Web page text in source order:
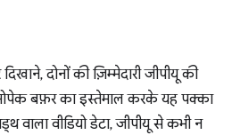
दोनों की ज़िम्मेदारी जीपीयू की
बफ़र का इस्तेमाल करके यह पक्का
वाला वीडियो डेटा, जीपीयू से कभी न